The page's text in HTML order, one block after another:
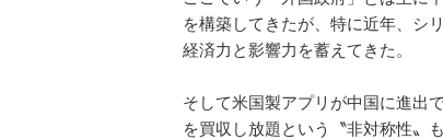
を構築してきたが、特に近年、シ
経済力と影響力を蓄えてきた。
そして米国製アプリが中国に進出
を買収し放題という〝非対称性〟